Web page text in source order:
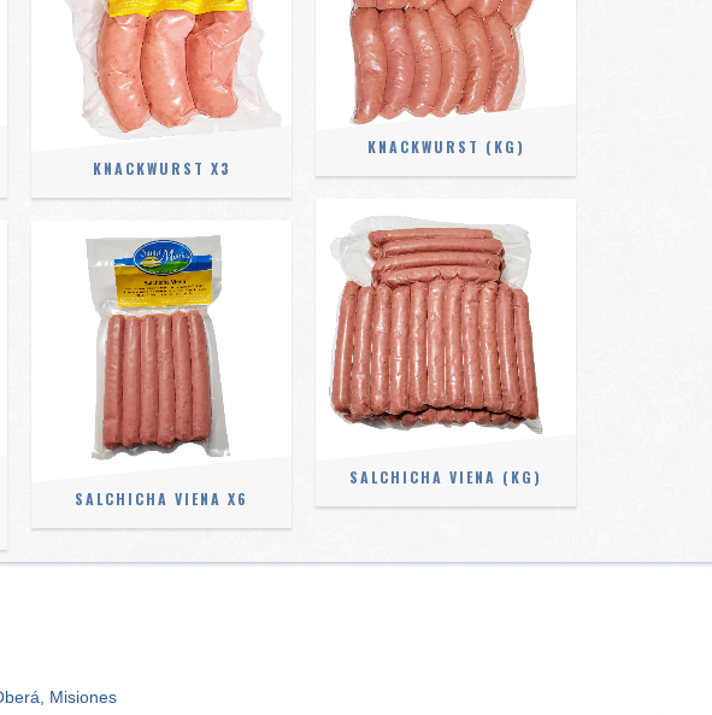
KNACKWURST X3
KNACKWURST (KG)
SALCHICHA VIENA X6
SALCHICHA VIENA (KG)
Misiones